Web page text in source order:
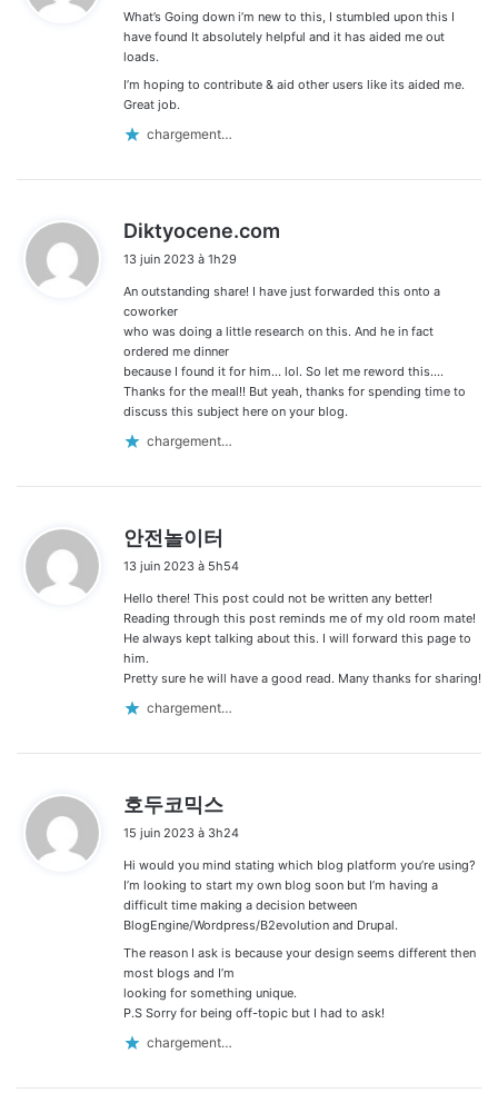
:
What’s Going down i’m new to this, I stumbled upon this I
have found It absolutely helpful and it has aided me out
loads.
I’m hoping to contribute & aid other users like its aided me.
Great job.
chargement…
Diktyocene.com
13 juin 2023 à 1h29
An outstanding share! I have just forwarded this onto a
coworker
who was doing a little research on this. And he in fact
ordered me dinner
because I found it for him… lol. So let me reword this….
Thanks for the meal!! But yeah, thanks for spending time to
discuss this subject here on your blog.
chargement…
안전놀이터
t
:
13 juin 2023 à 5h54
Hello there! This post could not be written any better!
Reading through this post reminds me of my old room mate!
He always kept talking about this. I will forward this page to
him.
Pretty sure he will have a good read. Many thanks for sharing!
chargement…
호두코믹스
t
:
15 juin 2023 à 3h24
Hi would you mind stating which blog platform you’re using?
I’m looking to start my own blog soon but I’m having a
difficult time making a decision between
BlogEngine/Wordpress/B2evolution and Drupal.
The reason I ask is because your design seems different then
most blogs and I’m
looking for something unique.
P.S Sorry for being off-topic but I had to ask!
chargement…